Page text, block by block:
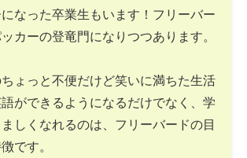
なった卒業生もいます！フリーバー
カーの登竜門になりつつあります。
ょっと不便だけど笑いに満ちた生活
ができるようになるだけでなく、学
しくなれるのは、フリーバードの目
です。